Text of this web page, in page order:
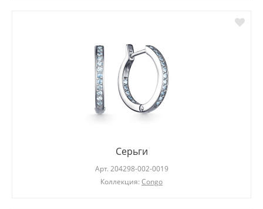
Серьги
Арт. 204298-002-0019
Коллекция: Congo